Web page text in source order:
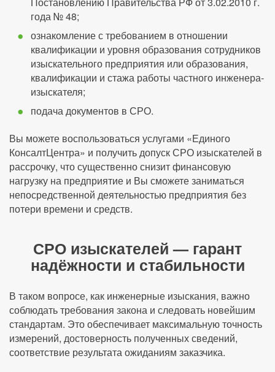
года № 48;
ознакомление с требованием в отношении
квалификации и уровня образования сотрудников
изыскательного предприятия или образования,
квалификации и стажа работы частного инженера-
изыскателя;
подача документов в СРО.
Вы можете воспользоваться услугами «Единого
КонсалтЦентра» и получить допуск СРО изыскателей в
рассрочку, что существенно снизит финансовую
нагрузку на предприятие и Вы сможете заниматься
непосредственной деятельностью предприятия без
потери времени и средств.
СРО изыскателей — гарант
надёжности и стабильности
В таком вопросе, как инженерные изыскания, важно
соблюдать требования закона и следовать новейшим
стандартам. Это обеспечивает максимальную точность
измерений, достоверность полученных сведений,
соответствие результата ожиданиям заказчика.